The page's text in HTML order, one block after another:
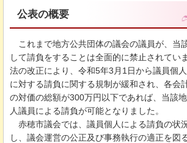
公表の概要
これまで地方公共団体の議会の議員が、当
して請負をすることは全面的に禁止されてい
法の改正により、令和5年3月1日から議員個
に対する請負に関する規制が緩和され、各会
の対価の総額が300万円以下であれば、当該
人議員による請負が可能となりました。
赤穂市議会では、議員個人による請負の状
し、議会運営の公正及び事務執行の適正を図